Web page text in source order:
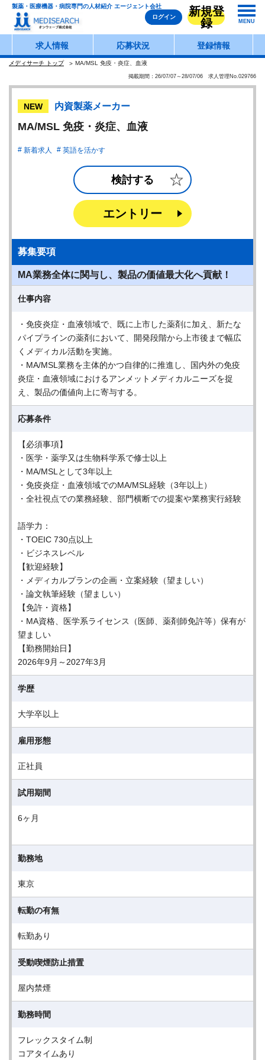
製薬・医療機器・病院専門の人材紹介 エージェント会社
ログイン
新規登
録
MENU
求人情報 応募状況 登録情報
メディサーチ トップ MA/MSL 免疫・炎症、血液
掲載期間：26/07/07～28/07/06 求人管理No.029766
NEW 内資製薬メーカー
MA/MSL 免疫・炎症、血液
新着求人 英語を活かす
検討する
エントリー
募集要項
MA業務全体に関与し、製品の価値最大化へ貢献！
仕事内容
・免疫炎症・血液領域で、既に上市した薬剤に加え、新たな
パイプラインの薬剤において、開発段階から上市後まで幅広
くメディカル活動を実施。
・MA/MSL業務を主体的かつ自律的に推進し、国内外の免疫
炎症・血液領域におけるアンメットメディカルニーズを捉
え、製品の価値向上に寄与する。
応募条件
【必須事項】
・医学・薬学又は生物科学系で修士以上
・MA/MSLとして3年以上
・免疫炎症・血液領域でのMA/MSL経験（3年以上）
・全社視点での業務経験、部門横断での提案や業務実行経験
語学力：
・TOEIC 730点以上
・ビジネスレベル
【歓迎経験】
・メディカルプランの企画・立案経験（望ましい）
・論文執筆経験（望ましい）
【免許・資格】
・MA資格、医学系ライセンス（医師、薬剤師免許等）保有が
望ましい
【勤務開始日】
2026年9月～2027年3月
学歴
大学卒以上
雇用形態
正社員
試用期間
6ヶ月
勤務地
東京
転勤の有無
転勤あり
受動喫煙防止措置
屋内禁煙
勤務時間
フレックスタイム制
コアタイムあり